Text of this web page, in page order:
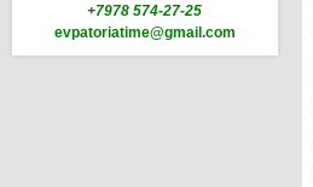
+7978 574-27-25
evpatoriatime@gmail.com